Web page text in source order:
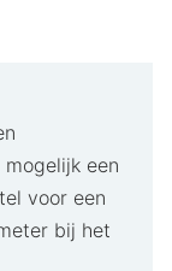
een
voor een
bij het